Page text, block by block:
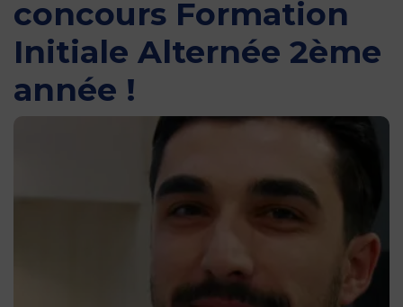
concours Formation
Initiale Alternée 2ème
année !